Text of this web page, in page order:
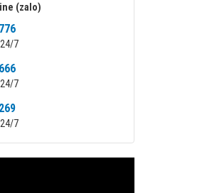
(zalo)
7
7
7